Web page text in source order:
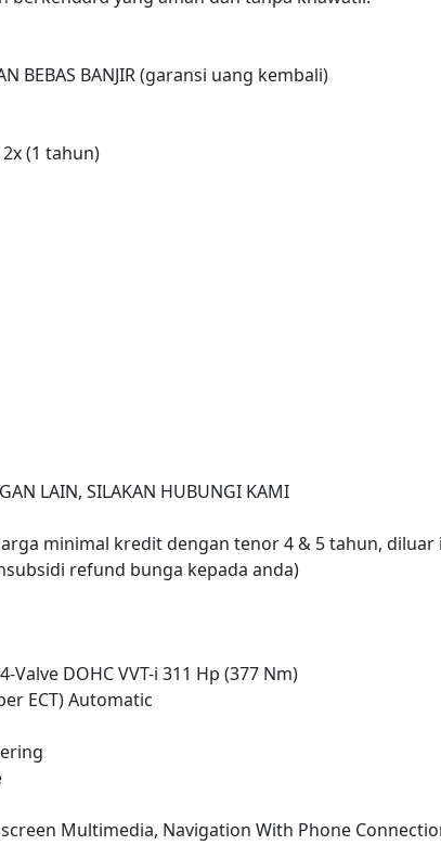
BEBAS BANJIR (garansi uang kembali)
(1 tahun)
LAIN, SILAKAN HUBUNGI KAMI
minimal kredit dengan tenor 4 & 5 tahun,
refund bunga kepada anda)
Valve DOHC VVT-i 311 Hp (377 Nm)
ECT) Automatic
Multimedia, Navigation With Phone